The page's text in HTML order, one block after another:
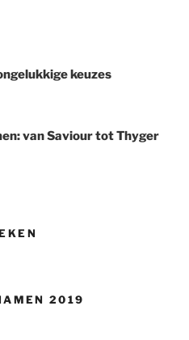
keuzes
van Saviour tot Thyger
2019